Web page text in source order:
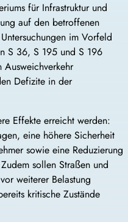
für Infrastruktur und
auf den betroffenen
im Vorfeld
S 36, S 195 und S 196
Defizite in der
Effekte erreicht werden:
eine höhere Sicherheit
sowie eine Reduzierung
sollen Straßen und
weiterer Belastung
kritische Zustände